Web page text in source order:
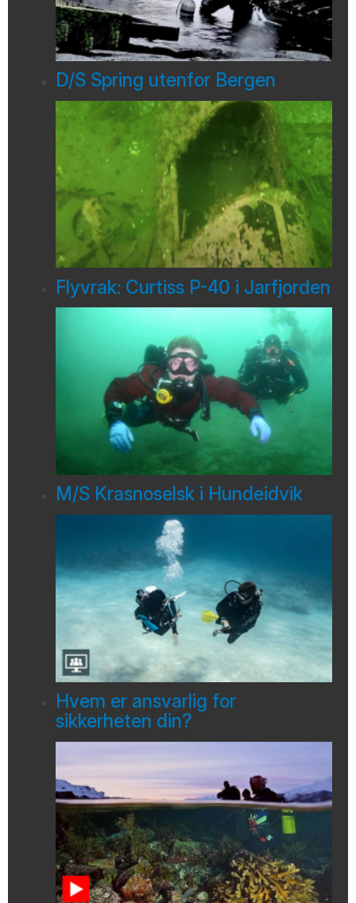
D/S Spring utenfor Bergen
Flyvrak: Curtiss P-40 i Jarfjorden
M/S Krasnoselsk i Hundeidvik
Hvem er ansvarlig for
sikkerheten din?